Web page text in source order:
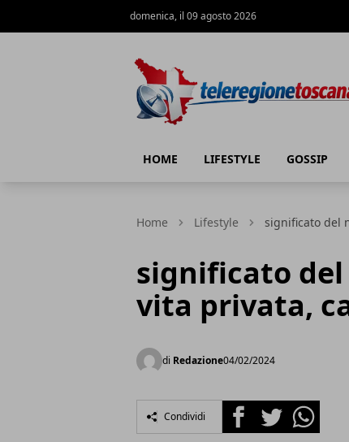
domenica, il 09 agosto 2026
HOME LIFESTYLE GOSSIP
Home Lifestyle significato del
significato
vita privata,
di Redazione04/02/2024
Condividi FacebookTwitterWhatsapp